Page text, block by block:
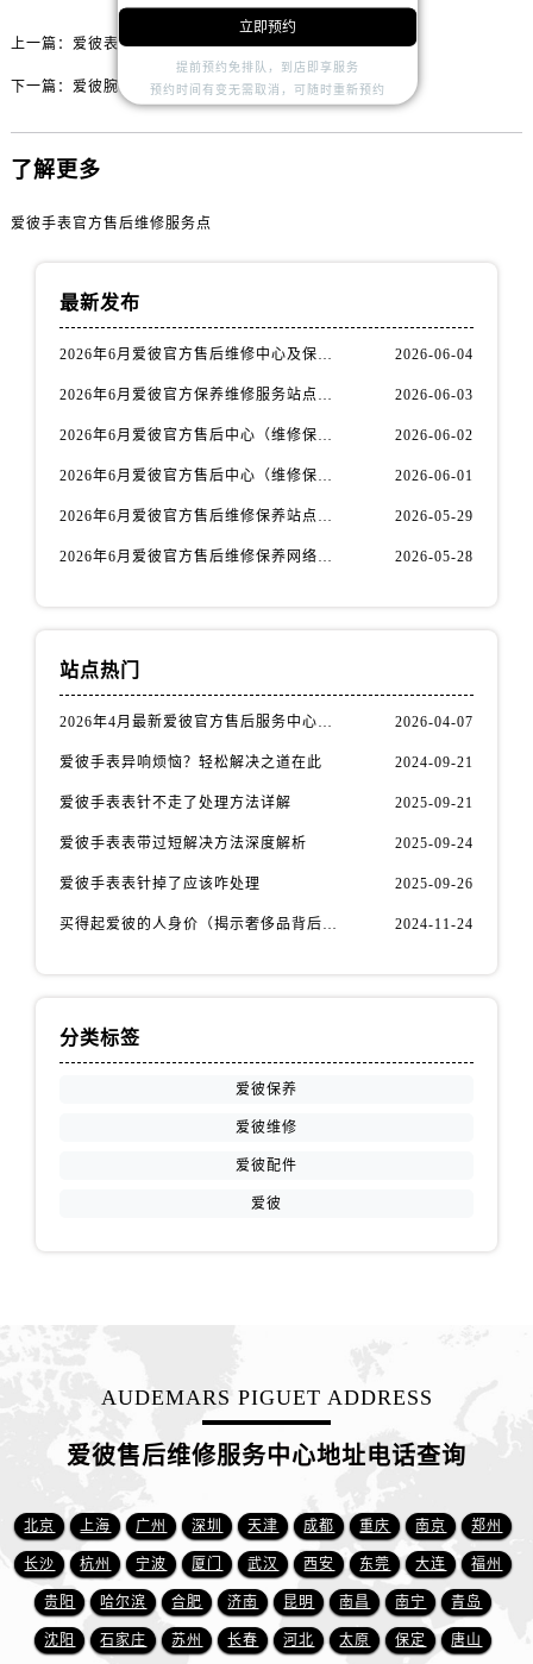
天津市和平区赤峰道136号天津国际金融中心26层2603室爱彼售后服务中心（需提前预约）
安徽省滁州市琅琊区南谯北路爱彼售后服务中心（需提前预约）
福建省龙岩市新罗区九一南路爱彼售后服务中心（需提前预约）
江西省赣州市章贡区文清路爱彼售后服务中心（需提前预约）
江西省吉安市吉州区井冈山大道爱彼售后服务中心（需提前预约）
江西省景德镇市珠山区珠山中路爱彼售后服务中心（需提前预约）
江西省九江市浔阳区浔阳路爱彼售后服务中心（需提前预约）
上一篇： 爱彼表针脱落解决技巧大全
下一篇： 爱彼腕表表蒙子坏了解决技巧详解
了解更多
爱彼手表官方售后维修服务点
最新发布
2026-06-04
2026-06-03
2026-06-02
2026-06-01
2026-05-29
2026-05-28
站点热门
2026-04-07
爱彼手表异响烦恼？轻松解决之道在此 2024-09-21
爱彼手表表针不走了处理方法详解 2025-09-21
爱彼手表表带过短解决方法深度解析 2025-09-24
爱彼手表表针掉了应该咋处理 2025-09-26
2024-11-24
分类标签
爱彼保养
爱彼维修
爱彼配件
爱彼
AUDEMARS PIGUET ADDRESS
爱彼售后维修服务中心地址电话查询
北京 上海 广州 深圳 天津 成都 重庆 南京 郑州
长沙 杭州 宁波 厦门 武汉 西安 东莞 大连 福州
贵阳 哈尔滨 合肥 济南 昆明 南昌 南宁 青岛
沈阳 石家庄 苏州 长春 河北 太原 保定 唐山
立即预约
提前预约免排队，到店即享服务
预约时间有变无需取消，可随时重新预约